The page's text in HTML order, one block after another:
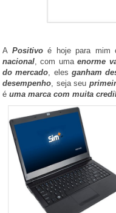
A Positivo é hoje para mim
nacional, com umaenorme
do mercado, eles ganham
desempenho, seja seu
é uma marca com muita